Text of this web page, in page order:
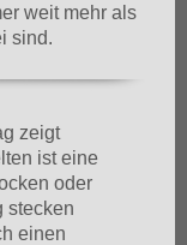
weit mehr als
sind.
zeigt
ist eine
oder
stecken
einen